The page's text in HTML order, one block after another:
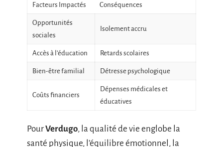
Facteurs Impactés Conséquences
Opportunités
sociales
Isolement accru
Accès à l’éducation Retards scolaires
Bien-être familial Détresse psychologique
Coûts financiers
Dépenses médicales et
éducatives
PourVerdugo, la qualité de vie englobe la
santé physique, l’équilibre émotionnel, la